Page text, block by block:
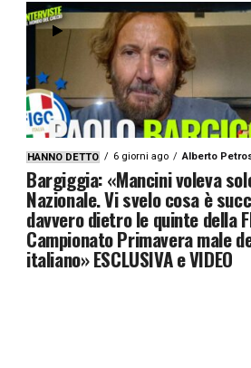
HANNO DETTO 6 giorni ago Alberto
Bargiggia: «Mancini voleva
Nazionale. Vi svelo cosa è
davvero dietro le quinte della
Campionato Primavera male
italiano» ESCLUSIVA e VIDEO